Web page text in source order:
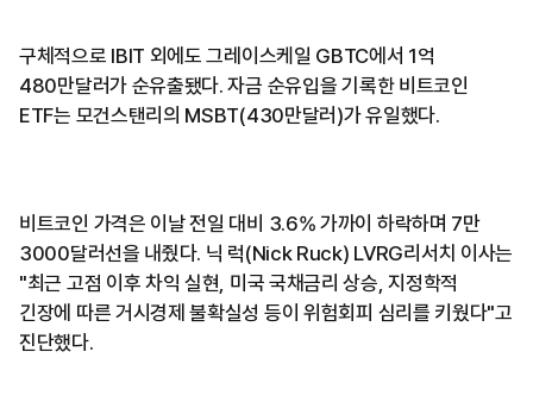
구체적으로 IBIT 외에도 그레이스케일 GBTC에서 1억
480만달러가 순유출됐다. 자금 순유입을 기록한 비트코인
ETF는 모건스탠리의 MSBT(430만달러)가 유일했다.
비트코인 가격은 이날 전일 대비 3.6% 가까이 하락하며 7만
3000달러선을 내줬다. 닉 럭(Nick Ruck) LVRG리서치 이사는
"최근 고점 이후 차익 실현, 미국 국채금리 상승, 지정학적
긴장에 따른 거시경제 불확실성 등이 위험회피 심리를 키웠다"고
진단했다.